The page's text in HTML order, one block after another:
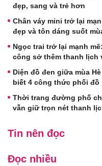
đẹp, sang và trẻ hơn
Chân váy mini trở lại
đẹp và tôn dáng suốt
Ngọc trai trở lại mạnh
công sở thêm thanh lịch
Diện đồ đen giữa mùa
biết 4 công thức phối đồ
Thời trang đường phố
vẫn giữ trọn nét thanh
Tin nên đọc
Đọc nhiều